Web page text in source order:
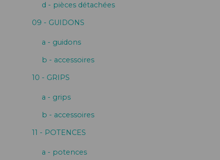
d - pièces détachées
09 - GUIDONS
a - guidons
b - accessoires
10 - GRIPS
a - grips
b - accessoires
11 - POTENCES
a - potences